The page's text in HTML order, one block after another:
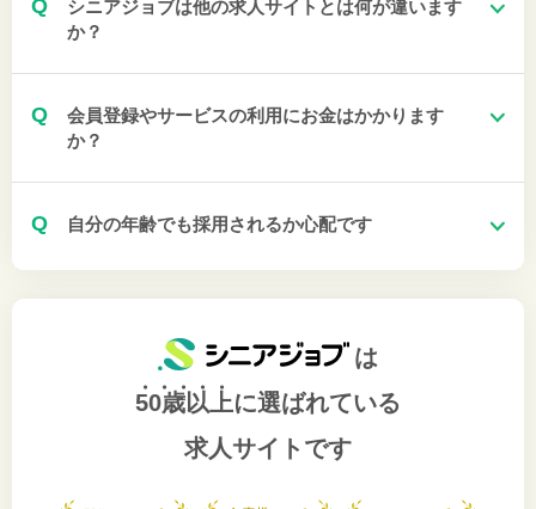
Q
シニアジョブは他の求人サイトとは何が違います
か？
Q
会員登録やサービスの利用にお金はかかります
か？
Q 自分の年齢でも採用されるか心配です
は
50歳以上に選ばれている
求人サイトです